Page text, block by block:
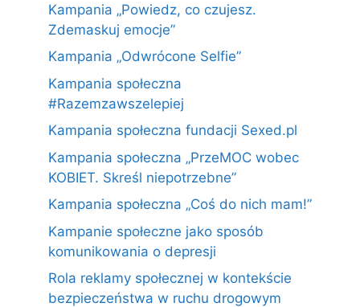
Kampania „Powiedz, co czujesz.
Zdemaskuj emocje”
Kampania „Odwrócone Selfie”
Kampania społeczna
#Razemzawszelepiej
Kampania społeczna fundacji Sexed.pl
Kampania społeczna „PrzeMOC wobec
KOBIET. Skreśl niepotrzebne”
Kampania społeczna „Coś do nich mam!”
Kampanie społeczne jako sposób
komunikowania o depresji
Rola reklamy społecznej w kontekście
bezpieczeństwa w ruchu drogowym